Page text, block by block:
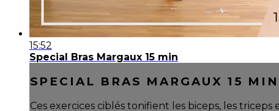
15:52
Special Bras Margaux 15 min
SPECIAL BRAS MARGAUX 15 MIN
Ces exercices ciblés tonifient les biceps, les